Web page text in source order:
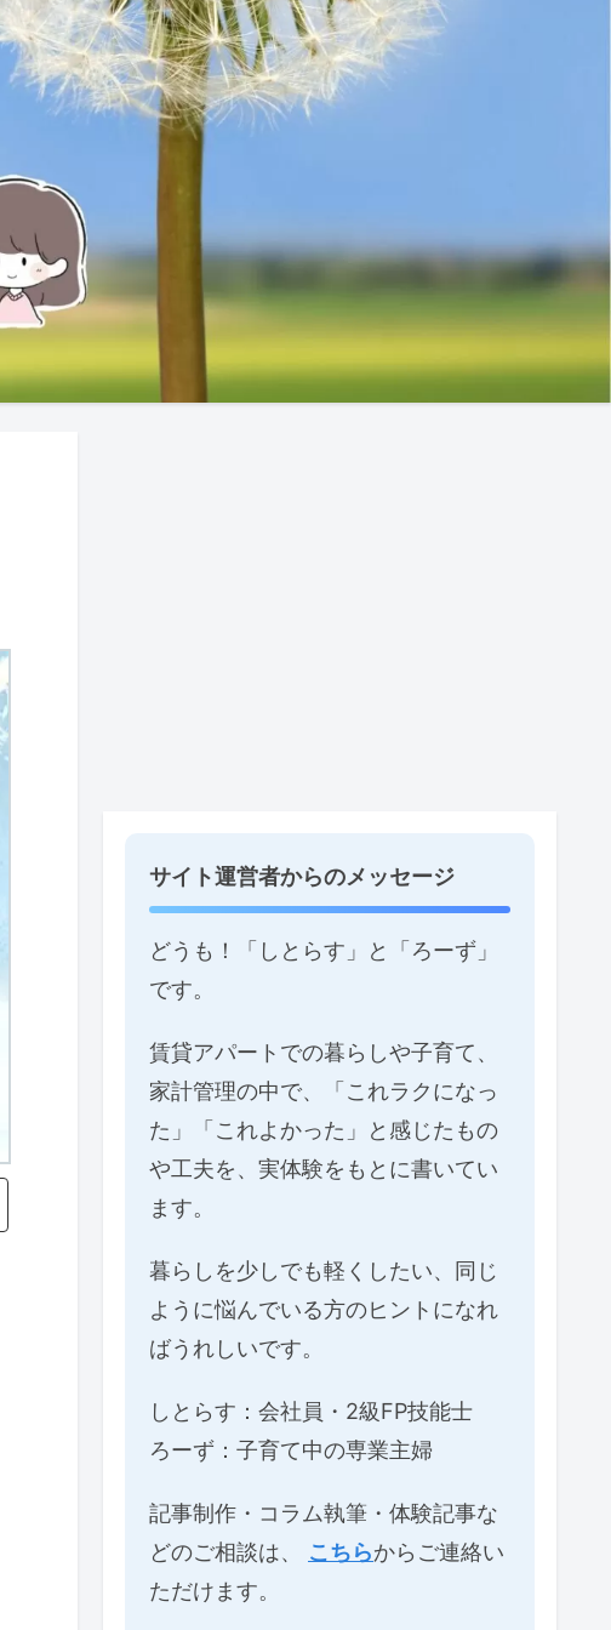
サイト運営者からのメッセージ
どうも！「しとらす」と「ろーず」
です。
賃貸アパートでの暮らしや子育て、
家計管理の中で、「これラクになっ
た」「これよかった」と感じたもの
や工夫を、実体験をもとに書いてい
ます。
暮らしを少しでも軽くしたい、同じ
ように悩んでいる方のヒントになれ
ばうれしいです。
しとらす：会社員・2級FP技能士
ろーず：子育て中の専業主婦
記事制作・コラム執筆・体験記事な
どのご相談は、 こちらからご連絡い
ただけます。